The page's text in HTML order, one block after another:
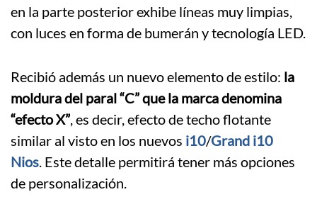
en la parte posterior exhibe líneas muy limpias,
con luces en forma de bumerán y tecnología LED.
Recibió además un nuevo elemento de estilo: la
moldura del paral “C” que la marca denomina
“efecto X”, es decir, efecto de techo flotante
similar al visto en los nuevos i10/Grand i10
Nios. Este detalle permitirá tener más opciones
de personalización.